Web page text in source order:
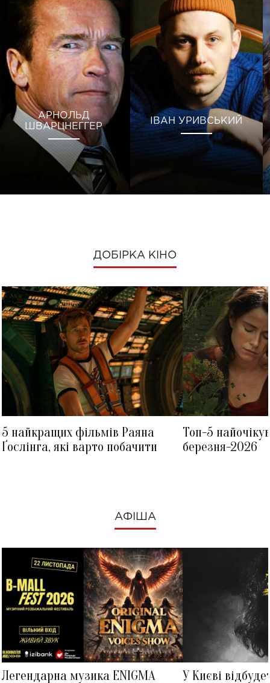
АРНОЛЬД
ШВАРЦНЕГГЕР
ІВАН УРИВСЬКИЙ
ДОБІРКА КІНО
5 найкращих фільмів Раяна
Ґослінга, які варто побачити
Топ-5
березня-2026
АФІША
Легендарна музика ENIGMA
У Києві